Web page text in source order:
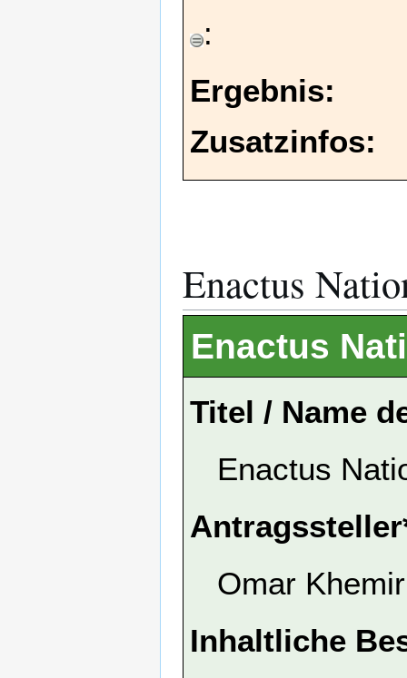
:
Ergebnis:
Zusatzinfos:
Enactus
Enactus
Titel / Name
Enactus
Omar Khemir
Inhaltliche